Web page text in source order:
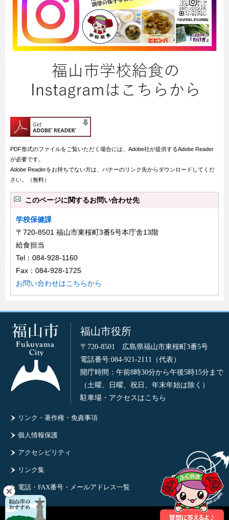
PDF形式のファイルをご覧いただく場合には、Adobe社が提供するAdobe Reader
が必要です。
Adobe Readerをお持ちでない方は、バナーのリンク先からダウンロードしてくだ
さい。（無料）
このページに関するお問い合わせ先
学校保健課
〒720-8501 福山市東桜町3番5号本庁舎13階
給食担当
Tel：084-928-1160
Fax：084-928-1725
お問い合わせはこちらから
福山市役所
〒720-8501 広島県福山市東桜町3番5号
電話番号:084-921-2111（代表）
開庁時間：午前8時30分から午後5時15分まで
（土曜、日曜、祝日、年末年始は除く）
駐車場・アクセスはこちら
リンク・著作権・免責事項
個人情報保護
アクセシビリティ
リンク集
電話・FAX番号・メールアドレス一覧